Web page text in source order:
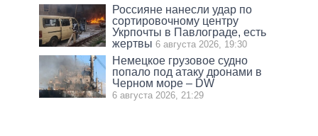
Россияне нанесли удар по
сортировочному центру
Укрпочты в Павлограде, есть
жертвы 6 августа 2026, 19:30
Немецкое грузовое судно
попало под атаку дронами в
Черном море – DW
6 августа 2026, 21:29